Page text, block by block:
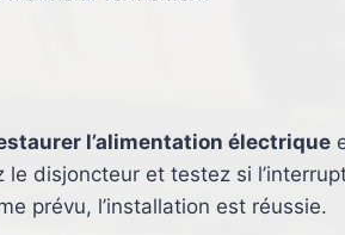
l’alimentation électrique
disjoncteur et testez si
prévu, l’installation est réussie.